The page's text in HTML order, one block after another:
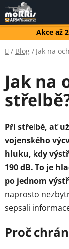
Přejít
na
obsah
Akce až
Domů
/ Blog / Jak na
Jak na
Při střelbě, ať
vojenského
hluku, kdy
190 dB. To je
po jednom
naprosto
sepsali
Proč